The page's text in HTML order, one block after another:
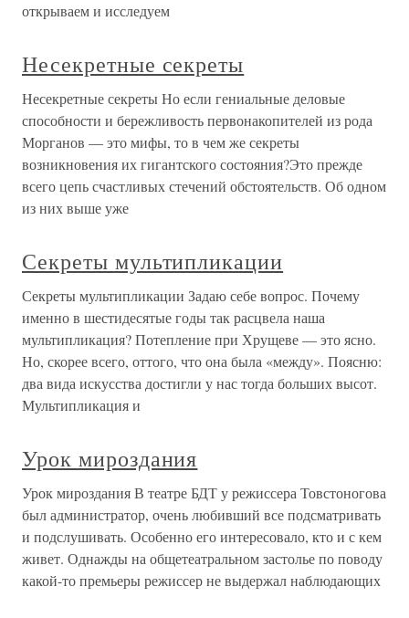
открываем и исследуем
Несекретные секреты
Несекретные секреты Но если гениальные деловые
способности и бережливость первонакопителей из рода
Морганов — это мифы, то в чем же секреты
возникновения их гигантского состояния?Это прежде
всего цепь счастливых стечений обстоятельств. Об одном
из них выше уже
Секреты мультипликации
Секреты мультипликации Задаю себе вопрос. Почему
именно в шестидесятые годы так расцвела наша
мультипликация? Потепление при Хрущеве — это ясно.
Но, скорее всего, оттого, что она была «между». Поясню:
два вида искусства достигли у нас тогда больших высот.
Мультипликация и
Урок мироздания
Урок мироздания В театре БДТ у режиссера Товстоногова
был администратор, очень любивший все подсматривать
и подслушивать. Особенно его интересовало, кто и с кем
живет. Однажды на общетеатральном застолье по поводу
какой-то премьеры режиссер не выдержал наблюдающих